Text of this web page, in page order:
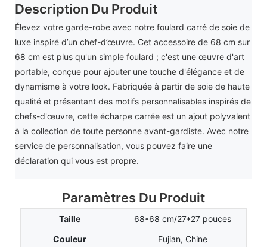
Description Du Produit
Élevez votre garde-robe avec notre foulard carré de soie de
luxe inspiré d’un chef-d’œuvre. Cet accessoire de 68 cm sur
68 cm est plus qu'un simple foulard ; c'est une œuvre d'art
portable, conçue pour ajouter une touche d'élégance et de
dynamisme à votre look. Fabriquée à partir de soie de haute
qualité et présentant des motifs personnalisables inspirés de
chefs-d'œuvre, cette écharpe carrée est un ajout polyvalent
à la collection de toute personne avant-gardiste. Avec notre
service de personnalisation, vous pouvez faire une
déclaration qui vous est propre.
Paramètres Du Produit
Taille
68*68 cm/27*27 pouces
Couleur
Fujian, Chine